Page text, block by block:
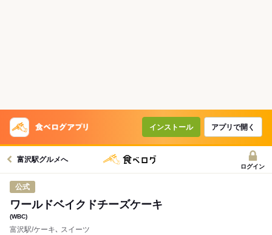
インストール アプリで開く
富沢駅グルメへ
ログイン
公式
ワールドベイクドチーズケーキ
(WBC)
富沢駅/ケーキ､ スイーツ